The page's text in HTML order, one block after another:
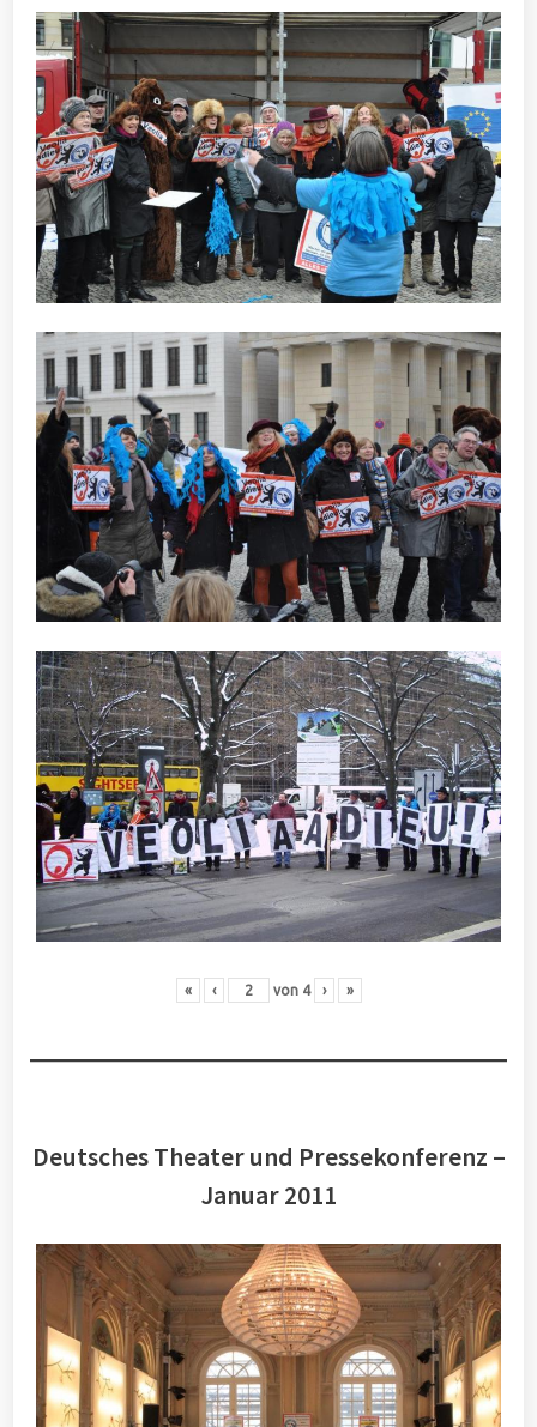
« ‹ von 4 › »
Deutsches Theater und Pressekonferenz –
Januar 2011